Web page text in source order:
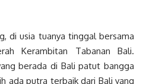
di usia tuanya tinggal bersama
Kerambitan Tabanan Bali.
berada di Bali patut bangga
ada putra terbaik dari Bali yang